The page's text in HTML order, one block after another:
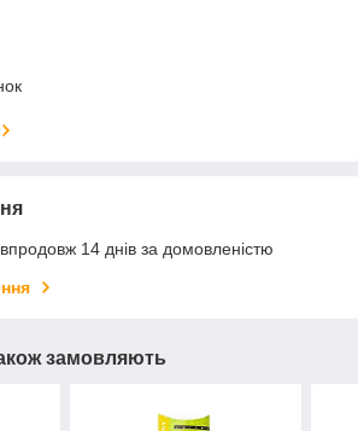
14 днів за домовленістю
замовляють